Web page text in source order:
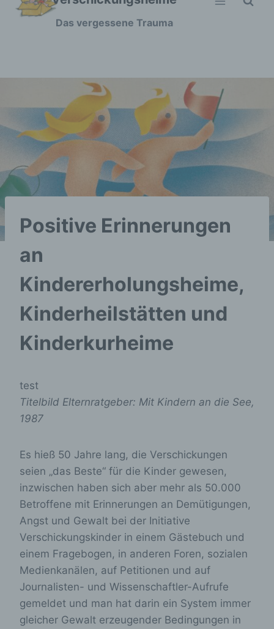
Zum
Das vergessene Trauma
Positive Erinnerungen
an
Kindererholungsheime,
Kinderheilstätten und
Kinderkurheime
test
Titelbild Elternratgeber: Mit Kindern an die See,
1987
Es hieß 50 Jahre lang, die Verschickungen
seien „das Beste“ für die Kinder gewesen,
inzwischen haben sich aber mehr als 50.000
Betroffene mit Erinnerungen an Demütigungen,
Angst und Gewalt bei der Initiative
Verschickungskinder in einem Gästebuch und
einem Fragebogen, in anderen Foren, sozialen
Medienkanälen, auf Petitionen und auf
Journalisten- und Wissenschaftler-Aufrufe
gemeldet und man hat darin ein System immer
gleicher Gewalt erzeugender Bedingungen in